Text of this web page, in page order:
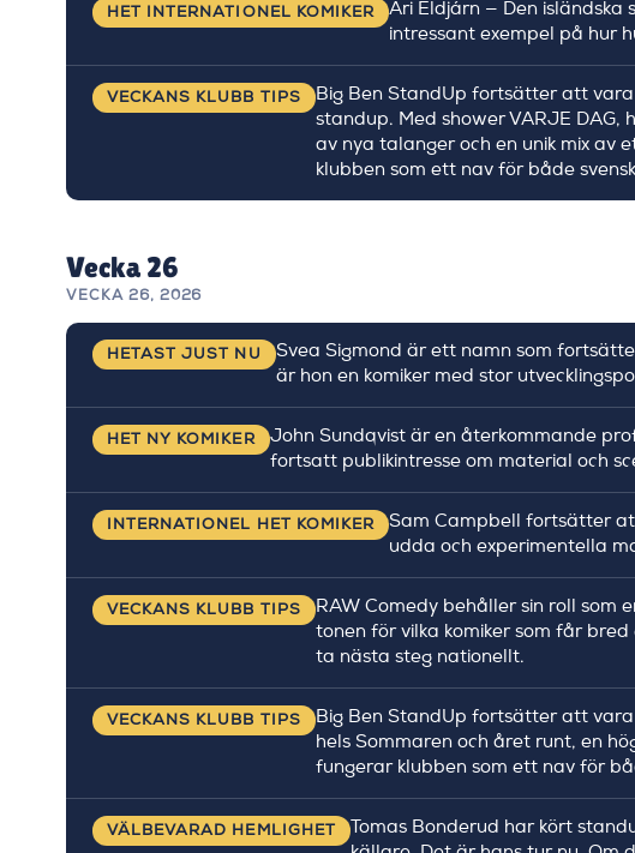
HET INTERNATIONEL KOMIKER
Ari Eldjárn — Den
intressant exempel på hur
VECKANS KLUBB TIPS
Big Ben StandUp fortsätter att vara
standup. Med shower VARJE DAG,
av nya talanger och en unik mix av
klubben som ett nav för både
Vecka 26
VECKA 26, 2026
HETAST JUST NU
Svea Sigmond är ett namn som
är hon en komiker med stor
HET NY KOMIKER
John Sundqvist är en återkommande
fortsatt publikintresse om material och
INTERNATIONEL HET KOMIKER
Sam Campbell fortsätter
udda och experimentella
VECKANS KLUBB TIPS
RAW Comedy behåller sin roll
tonen för vilka komiker som får
ta nästa steg nationellt.
VECKANS KLUBB TIPS
Big Ben StandUp fortsätter att vara
hels Sommaren och året runt, en
fungerar klubben som ett nav för
VÄLBEVARAD HEMLIGHET
Tomas Bonderud har kört